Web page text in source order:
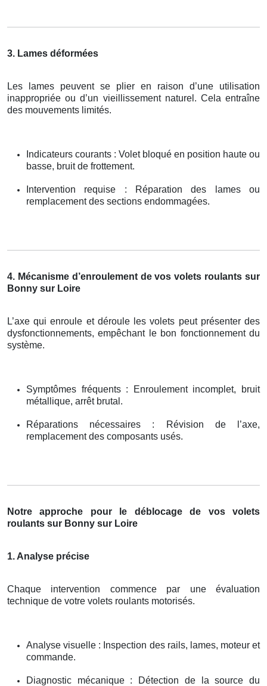
3. Lames déformées
Les lames peuvent se plier en raison d’une utilisation
inappropriée ou d’un vieillissement naturel. Cela entraîne
des mouvements limités.
Indicateurs courants : Volet bloqué en position haute ou
basse, bruit de frottement.
Intervention requise : Réparation des lames ou
remplacement des sections endommagées.
4. Mécanisme d’enroulement de vos volets roulants sur
Bonny sur Loire
L’axe qui enroule et déroule les volets peut présenter des
dysfonctionnements, empêchant le bon fonctionnement du
système.
Symptômes fréquents : Enroulement incomplet, bruit
métallique, arrêt brutal.
Réparations nécessaires : Révision de l’axe,
remplacement des composants usés.
Notre approche pour le déblocage de vos volets
roulants sur Bonny sur Loire
1. Analyse précise
Chaque intervention commence par une évaluation
technique de votre volets roulants motorisés.
Analyse visuelle : Inspection des rails, lames, moteur et
commande.
Diagnostic mécanique : Détection de la source du